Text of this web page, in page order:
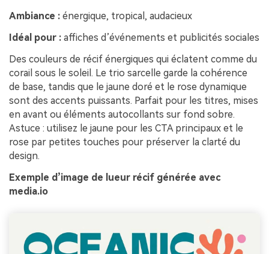
Ambiance : énergique, tropical, audacieux
Idéal pour : affiches d’événements et publicités sociales
Des couleurs de récif énergiques qui éclatent comme du
corail sous le soleil. Le trio sarcelle garde la cohérence
de base, tandis que le jaune doré et le rose dynamique
sont des accents puissants. Parfait pour les titres, mises
en avant ou éléments autocollants sur fond sobre.
Astuce : utilisez le jaune pour les CTA principaux et le
rose par petites touches pour préserver la clarté du
design.
Exemple d’image de lueur récif générée avec
media.io